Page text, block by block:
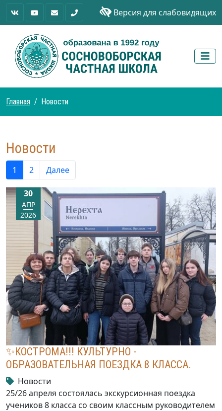
Версия для слабовидящих
Главная Новости
Новости
1 2 Далее
✨КОСТРОМА!!! КУЛЬТУРНО -
ОБРАЗОВАТЕЛЬНАЯ ПОЕЗДКА 8 КЛАССА.
30
АПР
2026
Новости
25/26 апреля состоялась экскурсионная поездка
учеников 8 класса со своим классным руководителем